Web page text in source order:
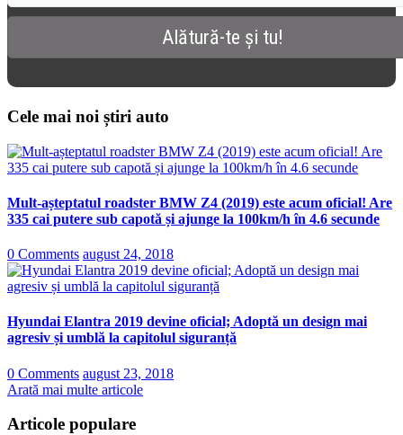
Cele mai noi știri auto
Mult-așteptatul roadster BMW Z4 (2019) este acum oficial! Are
335 cai putere sub capotă și ajunge la 100km/h în 4.6 secunde
0 Comments august 24, 2018
Hyundai Elantra 2019 devine oficial; Adoptă un design mai
agresiv și umblă la capitolul siguranță
0 Comments august 23, 2018
Arată mai multe articole
Articole populare